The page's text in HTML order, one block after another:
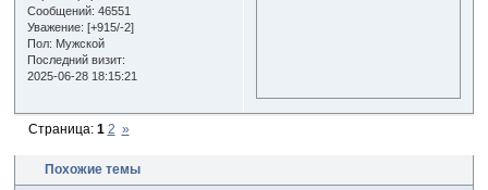
Сообщений: 46551
Уважение: [+915/-2]
Пол: Мужской
Последний визит:
2025-06-28 18:15:21
Страница: 1 2 »
Похожие темы